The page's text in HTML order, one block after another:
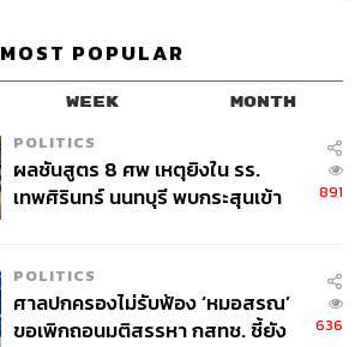
MOST POPULAR
WEEK MONTH
POLITICS
ผลชันสูตร 8 ศพ เหตุยิงใน รร.
เทพศิรินทร์ นนทบุรี พบกระสุนเข้า
891
POLITICS
ศาลปกครองไม่รับฟ้อง ‘หมอสรณ’
ขอเพิกถอนมติสรรหา กสทช. ชี้ยัง
636